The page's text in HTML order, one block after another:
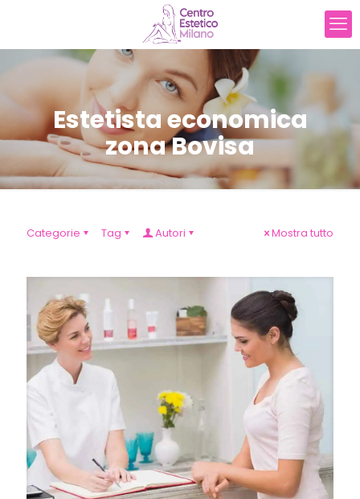
Estetista economica
zona Bovisa
Categorie Tag Autori Mostra tutto